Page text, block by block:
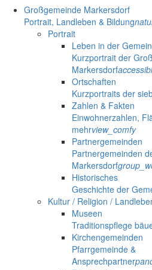
Großgemeinde Markersdorf
Portrait, Landleben & Bildung
Portrait
Leben in der
Kurzportrait der
Markersdorf
Ortschaften
Kurzportraits der
Zahlen & Fakten
Einwohnerzahlen,
mehrview_comfy
Partnergemeinden
Partnergemeinden
Markersdorf
Historisches
Geschichte der
Kultur / Religion /
Museen
Traditionspflege
Kirchengemeinden
Pfarrgemeinde &
Ansprechpartner